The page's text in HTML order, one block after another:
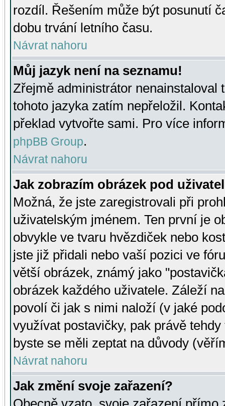
rozdíl. Řešením může být posunutí
dobu trvání letního času.
Návrat nahoru
Můj jazyk není na seznamu!
Zřejmě administrátor nenainstaloval
tohoto jazyka zatím nepřeložil.
překlad vytvořte sami. Pro více
phpBB Group.
Návrat nahoru
Jak zobrazím obrázek pod
Možná, že jste zaregistrovali při
uživatelským jménem. Ten první je
obvykle ve tvaru hvězdiček nebo
jste již přidali nebo vaší pozici ve
větší obrázek, známý jako
obrázek každého uživatele. Záleží
povolí či jak s nimi naloží (v jaké
využívat postavičky, pak právě
byste se měli zeptat na důvody
Návrat nahoru
Jak změní svoje zařazení?